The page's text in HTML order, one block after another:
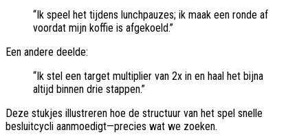
“Ik speel het tijdens lunchpauzes; ik maak een ronde af
voordat mijn koffie is afgekoeld.”
Een andere deelde:
“Ik stel een target multiplier van 2x in en haal het bijna
altijd binnen drie stappen.”
Deze stukjes illustreren hoe de structuur van het spel snelle
besluitcycli aanmoedigt—precies wat we zoeken.